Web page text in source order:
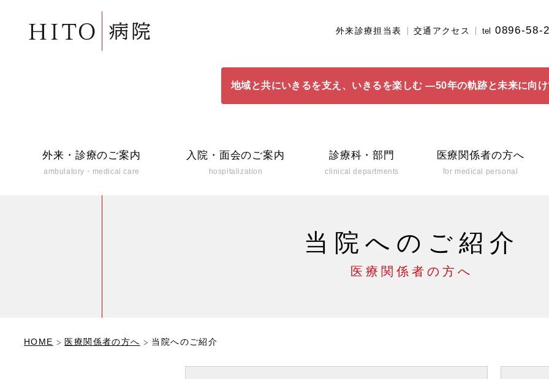
外来診療担当表 交通アクセス tel 0896-58-
地域と共にいきるを支え、いきるを楽しむ ―50年の軌跡と未来に向
外来・診療のご案内
ambulatory・medical care
入院・面会のご案内
hospitalization
診療科・部門
clinical departments
医療関係者の方へ
for medical personal
当院へのご紹介
医療関係者の方へ
HOME 医療関係者の方へ 当院へのご紹介